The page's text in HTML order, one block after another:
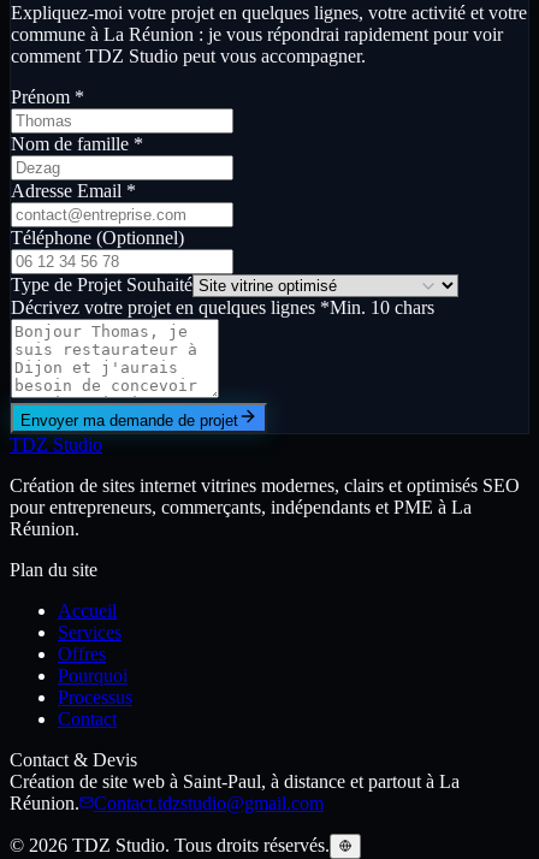
Expliquez-moi votre projet en quelques lignes, votre activité et votre
commune à La Réunion : je vous répondrai rapidement pour voir
comment TDZ Studio peut vous accompagner.
Prénom *
Nom de famille *
Adresse Email *
Téléphone (Optionnel)
Type de Projet Souhaité
Décrivez votre projet en quelques lignes *Min. 10 chars
Envoyer ma demande de projet
TDZ Studio
Création de sites internet vitrines modernes, clairs et optimisés SEO
pour entrepreneurs, commerçants, indépendants et PME à La
Réunion.
Plan du site
Accueil
Services
Offres
Pourquoi
Processus
Contact
Contact & Devis
Création de site web à Saint-Paul, à distance et partout à La
Réunion.
Contact.tdzstudio@gmail.com
© 2026 TDZ Studio. Tous droits réservés.